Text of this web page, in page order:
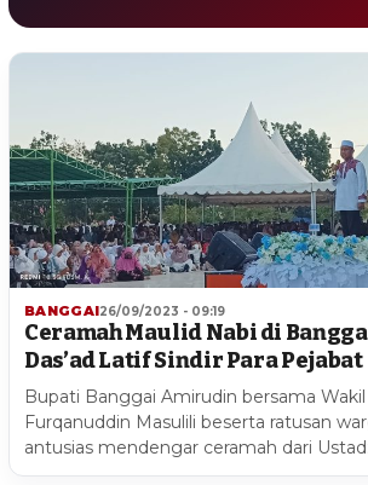
BANGGAI26/09/2023 - 09:19
Ceramah Maulid Nabi di
Das’ad Latif Sindir Para Pejabat
Bupati Banggai Amirudin bersama
Furqanuddin Masulili beserta ratusan
antusias mendengar ceramah dari